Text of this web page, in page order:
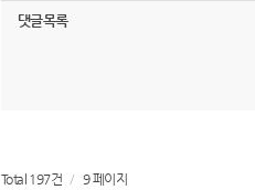
댓글목록
Total 197건 / 9 페이지